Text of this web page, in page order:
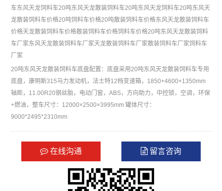
车东风天龙饲料车20吨东风天龙散装饲料车20吨东风天龙饲料车20吨东风天
龙散装饲料车价格20吨饲料车价格20吨散装饲料车价格东风天龙散装饲料车
价格天龙散装饲料车价格散装饲料车价格饲料车价格20吨东风天龙散装饲料
车厂家东风天龙散装饲料车厂家天龙散装饲料车厂家散装饲料车厂家饲料车
厂家
20吨东风天龙散装饲料车底盘配置：底盘采用20吨东风天龙散装饲料车专用
底盘，康明斯315马力发动机，法士特12档变速箱，1850+4600+1350mm
轴距，11.00R20钢丝胎，电动门窗，ABS，方向助力，中控锁，空调，环保
+燃油，整车尺寸：12000×2500×3995mm 罐体尺寸：
9000*2495*2310mm
在线沟通 留言咨询